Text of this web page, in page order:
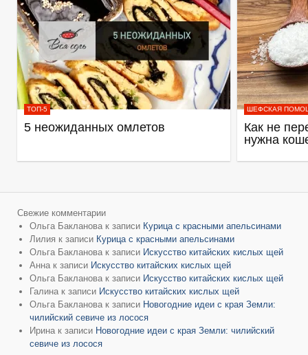
ТОП-5
5 неожиданных омлетов
ШЕФСКАЯ
Как не
нужна
Свежие комментарии
Ольга Бакланова к записи Курица с красными апельсинами
Лилия к записи Курица с красными апельсинами
Ольга Бакланова к записи Искусство китайских кислых щей
Анна к записи Искусство китайских кислых щей
Ольга Бакланова к записи Искусство китайских кислых щей
Галина к записи Искусство китайских кислых щей
Ольга Бакланова к записи Новогодние идеи с края Земли:
чилийский севиче из лосося
Ирина к записи Новогодние идеи с края Земли: чилийский
севиче из лосося